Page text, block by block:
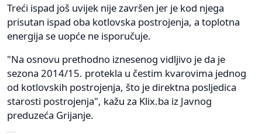
Treći ispad još uvijek nije završen jer je kod njega
prisutan ispad oba kotlovska postrojenja, a toplotna
energija se uopće ne isporučuje.
"Na osnovu prethodno iznesenog vidljivo je da je
sezona 2014/15. protekla u čestim kvarovima jednog
od kotlovskih postrojenja, što je direktna posljedica
starosti postrojenja", kažu za Klix.ba iz Javnog
preduzeća Grijanje.